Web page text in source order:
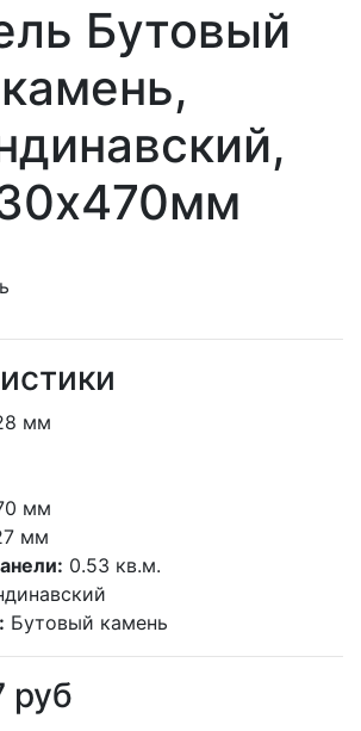
Бутовый
камень,
мм
мм
мм
0.53 кв.м.
Бутовый камень
руб